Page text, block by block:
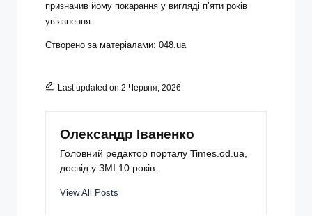
призначив йому покарання у вигляді п’яти років
увʼязнення.
Створено за матеріалами: 048.ua
Last updated on 2 Червня, 2026
Олександр Іваненко
Головний редактор порталу Times.od.ua,
досвід у ЗМІ 10 років.
View All Posts